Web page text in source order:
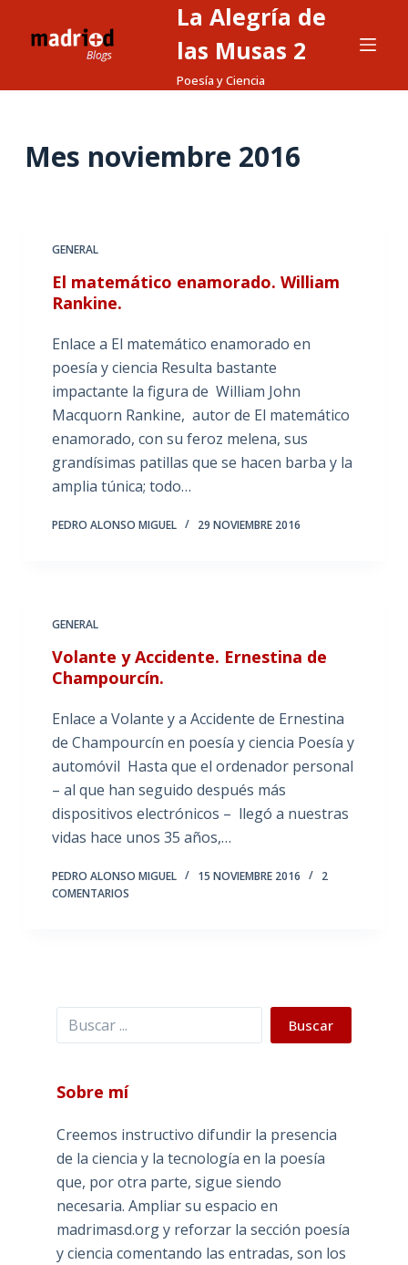
t
La Alegría de
las Musas 2
Poesía y Ciencia
Mes noviembre 2016
GENERAL
El matemático enamorado. William
Rankine.
Enlace a El matemático enamorado en
poesía y ciencia Resulta bastante
impactante la figura de William John
Macquorn Rankine, autor de El matemático
enamorado, con su feroz melena, sus
grandísimas patillas que se hacen barba y la
amplia túnica; todo…
PEDRO ALONSO MIGUEL 29 NOVIEMBRE 2016
GENERAL
Volante y Accidente. Ernestina de
Champourcín.
Enlace a Volante y a Accidente de Ernestina
de Champourcín en poesía y ciencia Poesía y
automóvil Hasta que el ordenador personal
– al que han seguido después más
dispositivos electrónicos – llegó a nuestras
vidas hace unos 35 años,…
PEDRO ALONSO MIGUEL 15 NOVIEMBRE 2016
2
COMENTARIOS
Buscar Buscar
Sobre mí
Creemos instructivo difundir la presencia
de la ciencia y la tecnología en la poesía
que, por otra parte, sigue siendo
necesaria. Ampliar su espacio en
madrimasd.org y reforzar la sección poesía
y ciencia comentando las entradas, son los